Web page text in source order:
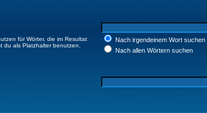
für Wörter, die im Resultat
du als Platzhalter benutzen.
Nach irgendeinem Wort suchen
Nach allen Wörtern suchen